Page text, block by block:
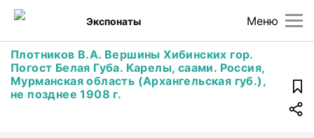
Меню
Экспонаты
Плотников В.А. Вершины Хибинских гор.
Погост Белая Губа. Карелы, саами. Россия,
Мурманская область (Архангельская губ.),
не позднее 1908 г.